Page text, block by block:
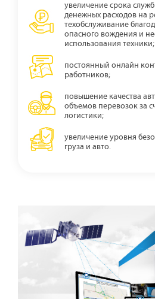
увеличение срока
денежных расходов на
техобслуживание
опасного вождения и
использования техники;
постоянный онлайн
работников;
повышение качества
объемов перевозок за
логистики;
увеличение уровня
груза и авто.